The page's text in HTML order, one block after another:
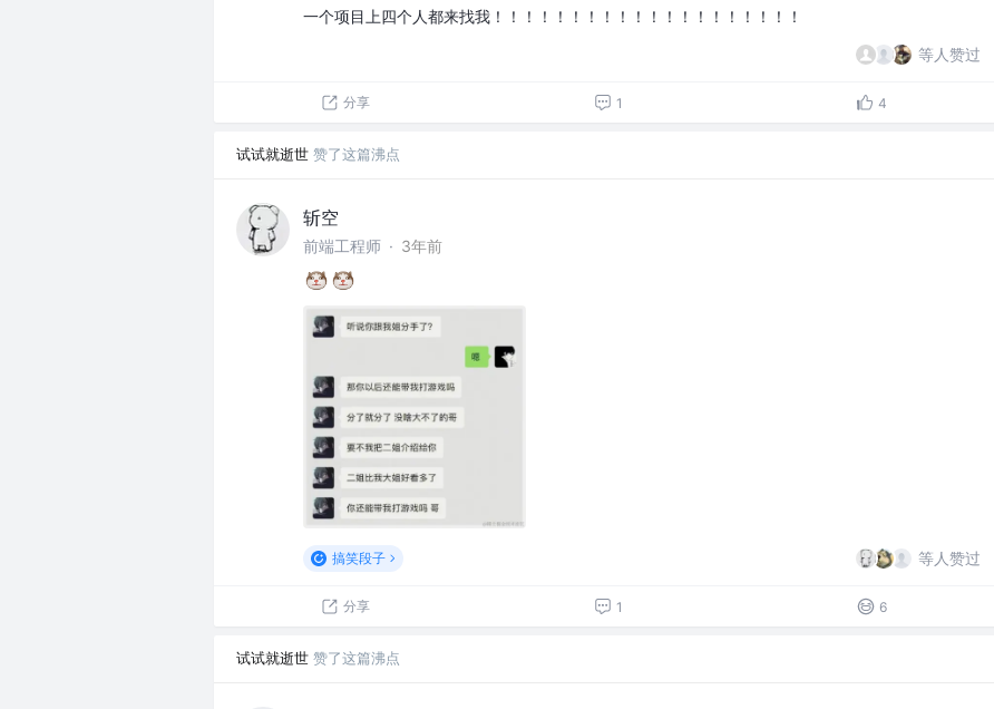
一个项目上四个人都来找我！！！！！！！！！！！！！！！！！！！！
等人赞过
分享 1 4
试试就逝世 赞了这篇沸点
斩空
前端工程师 · 3年前
搞笑段子 等人赞过
分享 1 6
试试就逝世 赞了这篇沸点